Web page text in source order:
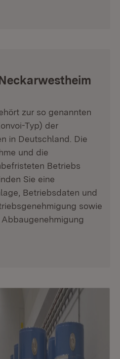
zur so genannten
Typ) der
in Deutschland. Die
und die
Betriebs
Sie eine
Betriebsdaten und
sowie